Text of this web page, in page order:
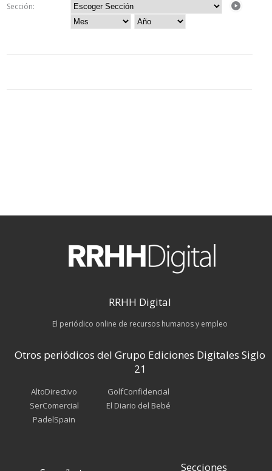
Sección:
RRHH Digital
El periódico online de recursos humanos y empleo
Otros periódicos del Grupo Ediciones Digitales Siglo
21
AltoDirectivo
SerComercial
PadelSpain
GolfConfidencial
El Diario del Bebé
Secciones